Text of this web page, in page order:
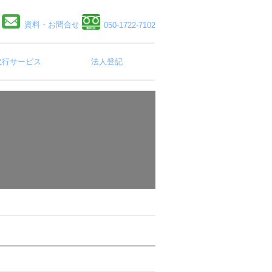
資料・お問合せ 050-1722-7102
サービス 法人登記